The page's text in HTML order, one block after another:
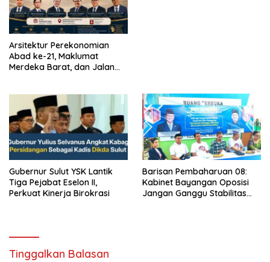
Arsitektur Perekonomian
Abad ke-21, Maklumat
Merdeka Barat, dan Jalan
Gubernur Sulut YSK Lantik
Tiga Pejabat Eselon II,
Perkuat Kinerja Birokrasi
Barisan Pembaharuan 08:
Kabinet Bayangan Oposisi
Jangan Ganggu Stabilitas
Tinggalkan Balasan